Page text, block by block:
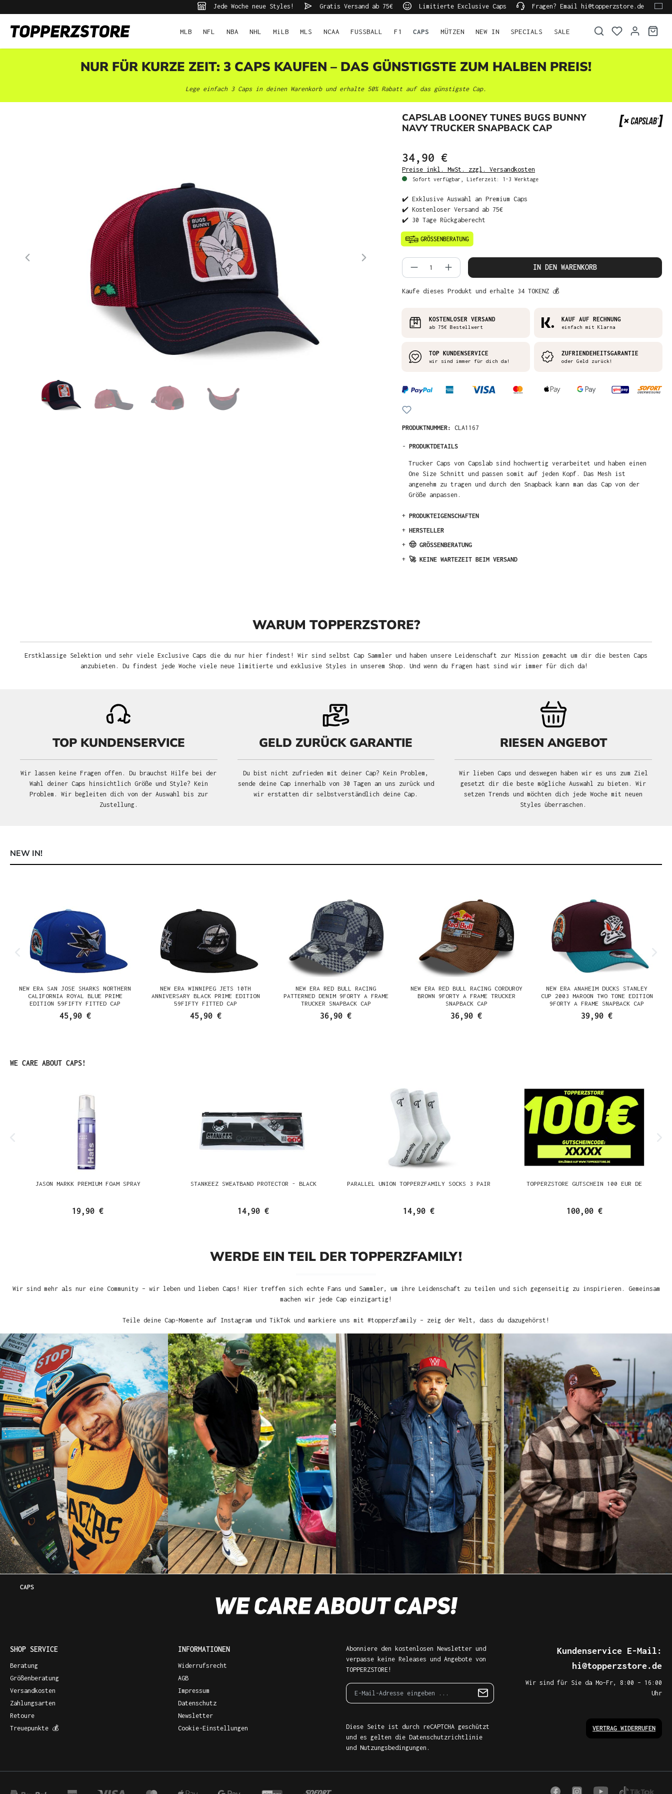
Jede Woche neue Styles! Gratis Versand ab 75€ Limitierte Exclusive Caps Fragen? Email hi@topperzstore.de
MLB NFL NBA NHL MiLB MLS NCAA FUSSBALL F1 CAPS MÜTZEN NEW IN SPECIALS SALE
NUR FÜR KURZE ZEIT: 3 CAPS KAUFEN – DAS GÜNSTIGSTE ZUM HALBEN PREIS!
Lege einfach 3 Caps in deinen Warenkorb und erhalte 50% Rabatt auf das günstigste Cap.
CAPSLAB LOONEY TUNES BUGS BUNNY
NAVY TRUCKER SNAPBACK CAP
34,90 €
Preise inkl. MwSt. zzgl. Versandkosten
Sofort verfügbar, Lieferzeit: 1-3 Werktage
✔️ Exklusive Auswahl an Premium Caps
✔️ Kostenloser Versand ab 75€
✔️ 30 Tage Rückgaberecht
Produkt Anzahl: Gib den gewünschten Wert
IN DEN WARENKORB
Kaufe dieses Produkt und erhalte 34 TOKENZ 💰
KOSTENLOSER VERSAND
ab 75€ Bestellwert
KAUF AUF RECHNUNG
einfach mit Klarna
TOP KUNDENSERVICE
wir sind immer für dich da!
ZUFRIENDEHEITSGARANTIE
oder Geld zurück!
PRODUKTNUMMER: CLA1167
- PRODUKTDETAILS
Trucker Caps von Capslab sind hochwertig verarbeitet und haben einen
One Size Schnitt und passen somit auf jeden Kopf. Das Mesh ist
angenehm zu tragen und durch den Snapback kann man das Cap von der
Größe anpassen.
+ PRODUKTEIGENSCHAFTEN
+ HERSTELLER
+ 🤠 GRÖSSENBERATUNG
+ 🚀 KEINE WARTEZEIT BEIM VERSAND
WARUM TOPPERZSTORE?
Erstklassige Selektion und sehr viele Exclusive Caps die du nur hier findest! Wir sind selbst Cap Sammler und haben unsere Leidenschaft zur Mission gemacht um dir die besten Caps
anzubieten. Du findest jede Woche viele neue limitierte und exklusive Styles in unserem Shop. Und wenn du Fragen hast sind wir immer für dich da!
TOP KUNDENSERVICE
Wir lassen keine Fragen offen. Du brauchst Hilfe bei der
Wahl deiner Caps hinsichtlich Größe und Style? Kein
Problem. Wir begleiten dich von der Auswahl bis zur
Zustellung.
GELD ZURÜCK GARANTIE
Du bist nicht zufrieden mit deiner Cap? Kein Problem,
sende deine Cap innerhalb von 30 Tagen an uns zurück und
wir erstatten dir selbstverständlich deine Cap.
RIESEN ANGEBOT
Wir lieben Caps und deswegen haben wir es uns zum Ziel
gesetzt dir die beste mögliche Auswahl zu bieten. Wir
setzen Trends und möchten dich jede Woche mit neuen
Styles überraschen.
NEW IN!
NEW ERA SAN JOSE SHARKS NORTHERN
CALIFORNIA ROYAL BLUE PRIME
EDITION 59FIFTY FITTED CAP
45,90 €
NEW ERA WINNIPEG JETS 10TH
ANNIVERSARY BLACK PRIME EDITION
59FIFTY FITTED CAP
45,90 €
NEW ERA RED BULL RACING
PATTERNED DENIM 9FORTY A FRAME
TRUCKER SNAPBACK CAP
36,90 €
NEW ERA RED BULL RACING CORDUROY
BROWN 9FORTY A FRAME TRUCKER
SNAPBACK CAP
36,90 €
NEW ERA ANAHEIM DUCKS STANLEY
CUP 2003 MAROON TWO TONE EDITION
9FORTY A FRAME SNAPBACK CAP
39,90 €
Produktgalerie überspringen
WE CARE ABOUT CAPS!
JASON MARKK PREMIUM FOAM SPRAY
19,90 €
STANKEEZ SWEATBAND PROTECTOR - BLACK
14,90 €
PARALLEL UNION TOPPERZFAMILY SOCKS 3 PAIR
14,90 €
TOPPERZSTORE GUTSCHEIN 100 EUR DE
100,00 €
WERDE EIN TEIL DER TOPPERZFAMILY!
Wir sind mehr als nur eine Community – wir leben und lieben Caps! Hier treffen sich echte Fans und Sammler, um ihre Leidenschaft zu teilen und sich gegenseitig zu inspirieren. Gemeinsam
machen wir jede Cap einzigartig!
Teile deine Cap-Momente auf Instagram und TikTok und markiere uns mit #topperzfamily – zeig der Welt, dass du dazugehörst!
CAPS
SHOP SERVICE
Beratung
Größenberatung
Versandkosten
Zahlungsarten
Retoure
Treuepunkte 💰
INFORMATIONEN
Widerrufsrecht
AGB
Impressum
Datenschutz
Newsletter
Cookie-Einstellungen
Abonniere den kostenlosen Newsletter und
verpasse keine Releases und Angebote von
TOPPERZSTORE!
Diese Seite ist durch reCAPTCHA geschützt
und es gelten die Datenschutzrichtlinie
und Nutzungsbedingungen .
Kundenservice E-Mail:
hi@topperzstore.de
Wir sind für Sie da Mo–Fr, 8:00 – 16:00
Uhr
VERTRAG WIDERRUFEN